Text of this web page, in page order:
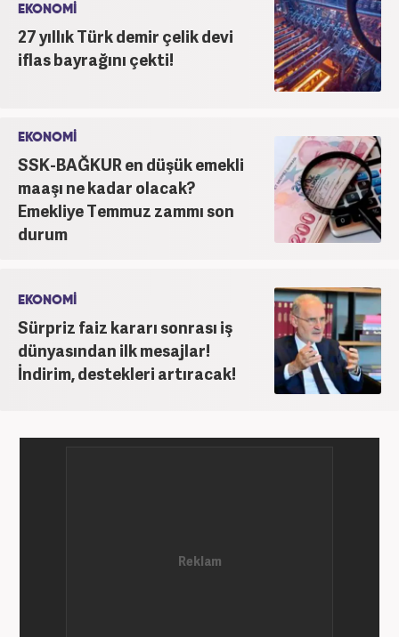
EKONOMİ
27 yıllık Türk demir çelik devi
iflas bayrağını çekti!
EKONOMİ
SSK-BAĞKUR en düşük emekli
maaşı ne kadar olacak?
Emekliye Temmuz zammı son
durum
EKONOMİ
Sürpriz faiz kararı sonrası iş
dünyasından ilk mesajlar!
İndirim, destekleri artıracak!